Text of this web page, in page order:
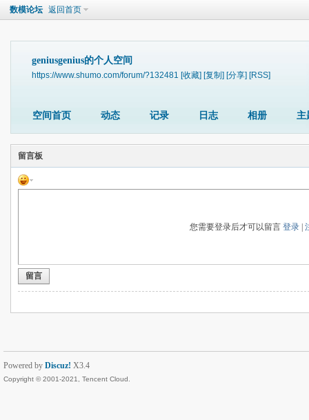
数模论坛 返回首页
geniusgenius的个人空间
https://www.shumo.com/forum/?132481 [收藏] [复制] [分享] [RSS]
空间首页 动态 记录 日志 相册 主
留言板
您需要登录后才可以留言登录 |
留言
Powered by Discuz! X3.4
Copyright © 2001-2021, Tencent Cloud.